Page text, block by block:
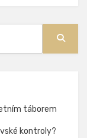
táborem
kontroly?